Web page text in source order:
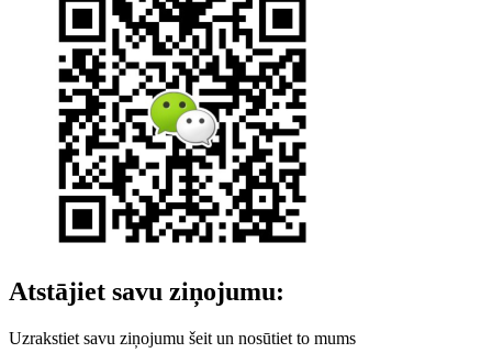
Atstājiet savu ziņojumu:
Uzrakstiet savu ziņojumu šeit un nosūtiet to mums